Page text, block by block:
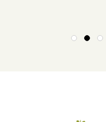
1 2 3